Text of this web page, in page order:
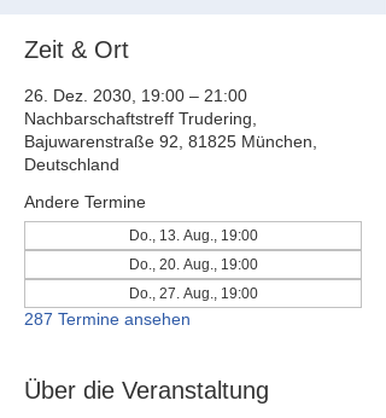
Zeit & Ort
26. Dez. 2030, 19:00 – 21:00
Nachbarschaftstreff Trudering,
Bajuwarenstraße 92, 81825 München,
Deutschland
Andere Termine
Do., 13. Aug., 19:00
Do., 20. Aug., 19:00
Do., 27. Aug., 19:00
287 Termine ansehen
Über die Veranstaltung